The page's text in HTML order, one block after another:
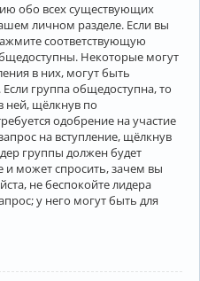
обо всех существующих
личном разделе. Если вы
соответствующую
Некоторые могут
в них, могут быть
группа общедоступна, то
ней, щёлкнув по
одобрение на участие
на вступление, щёлкнув
группы должен будет
и может спросить, зачем вы
не беспокойте лидера
у него могут быть для